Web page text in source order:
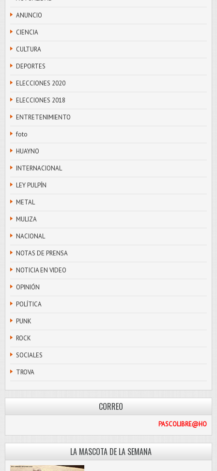
ANUNCIO
CIENCIA
CULTURA
DEPORTES
ELECCIONES 2020
ELECCIONES 2018
ENTRETENIMIENTO
foto
HUAYNO
INTERNACIONAL
LEY PULPÍN
METAL
MULIZA
NACIONAL
NOTAS DE PRENSA
NOTICIA EN VIDEO
OPINIÓN
POLÍTICA
PUNK
ROCK
SOCIALES
TROVA
CORREO
LA MASCOTA DE LA SEMANA